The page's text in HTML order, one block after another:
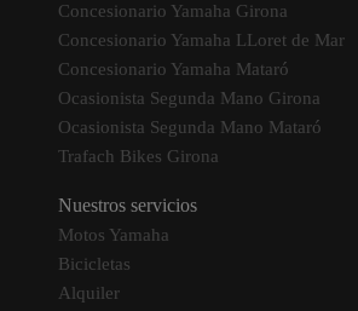
Concesionario Yamaha Girona
Concesionario Yamaha LLoret de Mar
Concesionario Yamaha Mataró
Ocasionista Segunda Mano Girona
Ocasionista Segunda Mano Mataró
Trafach Bikes Girona
Nuestros servicios
Motos Yamaha
Bicicletas
Alquiler